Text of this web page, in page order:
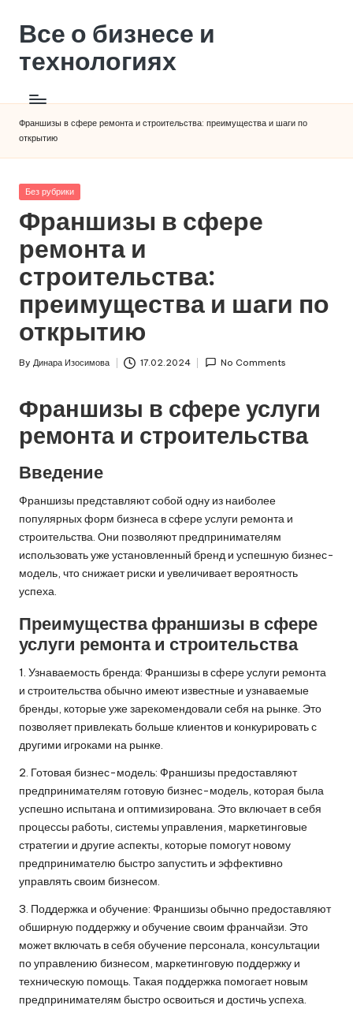
Все о бизнесе и
технологиях
Франшизы в сфере ремонта и строительства: преимущества и шаги по
открытию
Posted
Без рубрики
Франшизы в сфере
ремонта и
строительства:
преимущества и шаги по
открытию
Posted
By Динара Изосимова 17.02.2024 No Comments
Франшизы в сфере услуги
ремонта и строительства
Введение
Франшизы представляют собой одну из наиболее
популярных форм бизнеса в сфере услуги ремонта и
строительства. Они позволяют предпринимателям
использовать уже установленный бренд и успешную бизнес-
модель, что снижает риски и увеличивает вероятность
успеха.
Преимущества франшизы в сфере
услуги ремонта и строительства
1. Узнаваемость бренда: Франшизы в сфере услуги ремонта
и строительства обычно имеют известные и узнаваемые
бренды, которые уже зарекомендовали себя на рынке. Это
позволяет привлекать больше клиентов и конкурировать с
другими игроками на рынке.
2. Готовая бизнес-модель: Франшизы предоставляют
предпринимателям готовую бизнес-модель, которая была
успешно испытана и оптимизирована. Это включает в себя
процессы работы, системы управления, маркетинговые
стратегии и другие аспекты, которые помогут новому
предпринимателю быстро запустить и эффективно
управлять своим бизнесом.
3. Поддержка и обучение: Франшизы обычно предоставляют
обширную поддержку и обучение своим франчайзи. Это
может включать в себя обучение персонала, консультации
по управлению бизнесом, маркетинговую поддержку и
техническую помощь. Такая поддержка помогает новым
предпринимателям быстро освоиться и достичь успеха.